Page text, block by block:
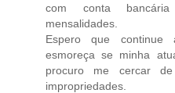
com conta
mensalidades.
Espero que
esmoreça se minha
procuro me cercar
impropriedades.